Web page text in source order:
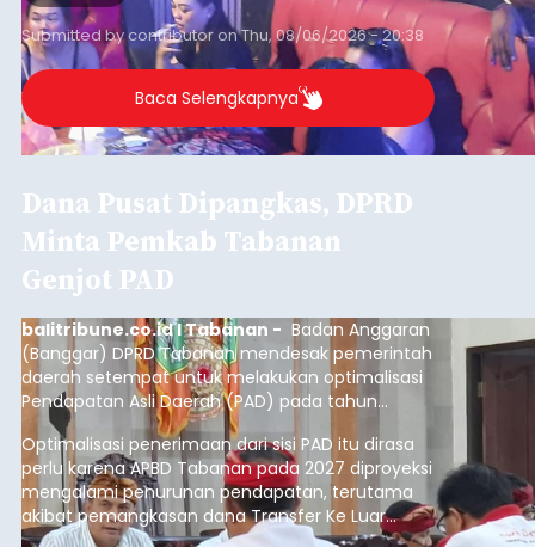
Submitted bycontributoronThu, 08/06/2026 - 20:38
Baca Selengkapnya
Dana Pusat Dipangkas, DPRD
Minta Pemkab Tabanan
Genjot PAD
balitribune.co.id I Tabanan - Badan Anggaran
(Banggar) DPRD Tabanan mendesak pemerintah
daerah setempat untuk melakukan optimalisasi
Pendapatan Asli Daerah (PAD) pada tahun
anggaran 2027.
Optimalisasi penerimaan dari sisi PAD itu dirasa
perlu karena APBD Tabanan pada 2027 diproyeksi
mengalami penurunan pendapatan, terutama
akibat pemangkasan dana Transfer Ke Luar
Daerah (TKD) dari pemerintah pusat.